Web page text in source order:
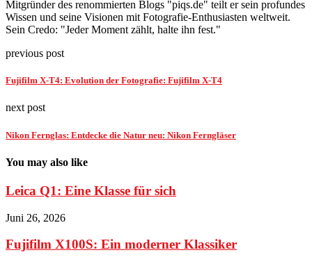
Mitgründer des renommierten Blogs "piqs.de" teilt er sein profundes
Wissen und seine Visionen mit Fotografie-Enthusiasten weltweit.
Sein Credo: "Jeder Moment zählt, halte ihn fest."
previous post
Fujifilm X-T4: Evolution der Fotografie: Fujifilm X-T4
next post
Nikon Fernglas: Entdecke die Natur neu: Nikon Ferngläser
You may also like
Leica Q1: Eine Klasse für sich
Juni 26, 2026
Fujifilm X100S: Ein moderner Klassiker